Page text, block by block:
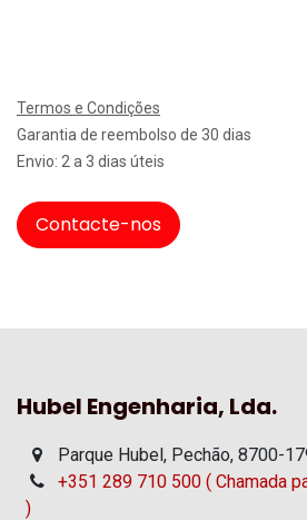
Termos e Condições
Garantia de reembolso de 30 dias
Envio: 2 a 3 dias úteis
Contacte-nos
Hubel Engenharia, Lda.
Parque Hubel, Pechão, 8700-
+351 289 710 500 ( Chamada
)